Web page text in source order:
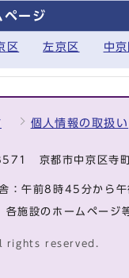
ページ
区 左京区 中
個人情報の取扱い
京都市中京区寺
舎：午前8時45分から
施設のホームページ
rights reserved.